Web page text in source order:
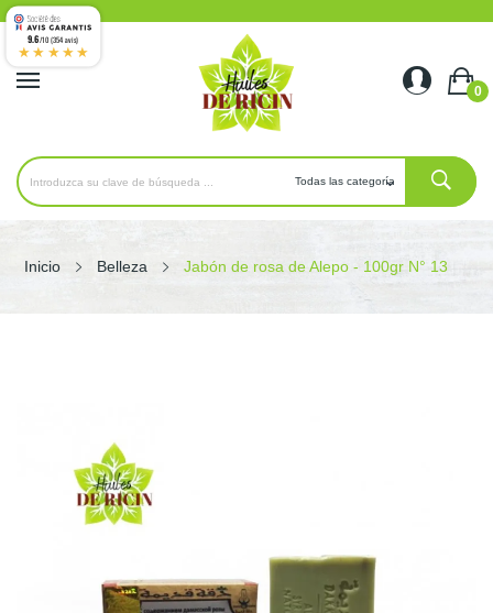
0
Inicio Belleza Jabón de rosa de Alepo - 100gr N° 13
9.6/10 (354 avis)
★★★★★